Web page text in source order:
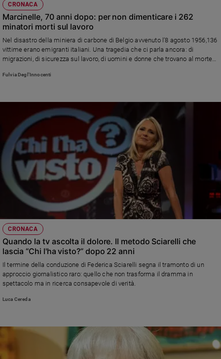
Papa
Chiesa
Chiesa
e
Santi
Devozione
fede
Parola
del
giorno
Santo
del
giorno
Società
e
valori
e
Creato
di
CRONACA
Marcinelle, 70 anni dopo: per non dimenticare i 262
minatori morti sul lavoro
Nel disastro della miniera di carbone di Belgio avvenuto l’8 agosto 1956,136
vittime erano emigranti italiani. Una tragedia che ci parla ancora: di
migrazioni, di sicurezza sul lavoro, di uomini e donne che trovano al morte
Fulvia Degl'Innocenti
CRONACA
Quando la tv ascolta il dolore. Il metodo Sciarelli che
lascia “Chi l'ha visto?” dopo 22 anni
Il termine della conduzione di Federica Sciarelli segna il tramonto di un
approccio giornalistico raro: quello che non trasforma il dramma in
spettacolo ma in ricerca consapevole di verità.
Luca Cereda